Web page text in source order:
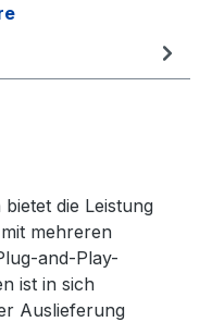
die Leistung
mehreren
and-Play-
ist in sich
Auslieferung